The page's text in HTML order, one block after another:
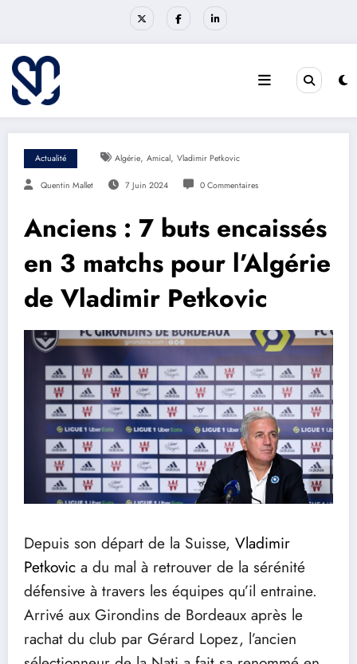
Actualité Algérie, Amical, Vladimir Petkovic
Quentin Mallet 7 Juin 2024 0 Commentaires
Anciens : 7 buts encaissés
en 3 matchs pour l’Algérie
de Vladimir Petkovic
Depuis son départ de la Suisse, Vladimir
Petkovic a du mal à retrouver de la sérénité
défensive à travers les équipes qu’il entraine.
Arrivé aux Girondins de Bordeaux après le
rachat du club par Gérard Lopez, l’ancien